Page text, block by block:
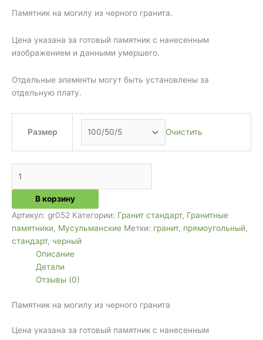
Памятник на могилу из черного гранита.
Цена указана за готовый памятник с нанесенным
изображением и данными умершего.
Отдельные элементы могут быть установлены за
отдельную плату.
Размер Очистить
В корзину
Артикул: gr052 Категории: Гранит стандарт, Гранитные
памятники, Мусульманские Метки: гранит, прямоугольный,
стандарт, черный
Описание
Детали
Отзывы (0)
Памятник на могилу из черного гранита
Цена указана за готовый памятник с нанесенным